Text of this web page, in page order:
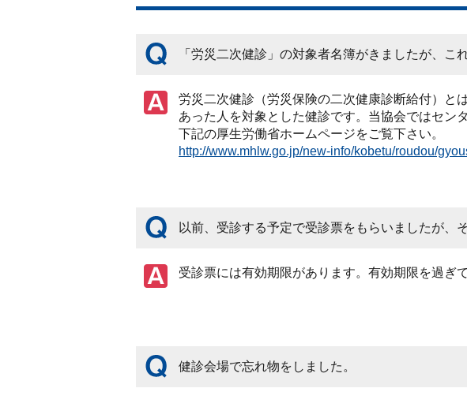
「労災二次健診」の対象者名簿がきましたが、こ
労災二次健診（労災保険の二次健康診断給付）と
あった人を対象とした健診です。当協会ではセン
下記の厚生労働省ホームページをご覧下さい。
http://www.mhlw.go.jp/new-info/kobetu/roudou/
以前、受診する予定で受診票をもらいましたが、
受診票には有効期限があります。有効期限を過ぎ
健診会場で忘れ物をしました。